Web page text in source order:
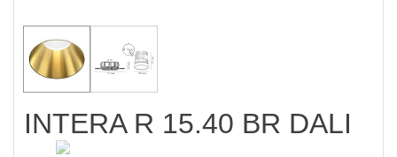
INTERA R 15.40 BR DALI